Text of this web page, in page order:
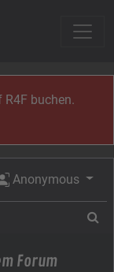
R4F buchen.
Anonymous
Forum